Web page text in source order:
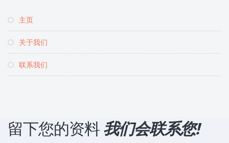
主页
关于我们
联系我们
留下您的资料我们会联系您!